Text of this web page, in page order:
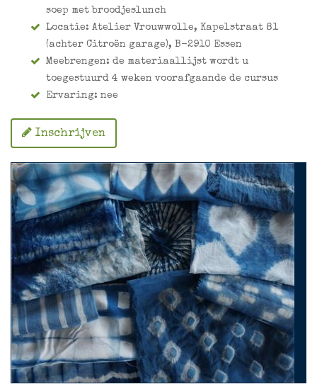
soep met broodjeslunch
Locatie: Atelier Vrouwwolle, Kapelstraat 81
(achter Citroën garage), B-2910 Essen
Meebrengen: de materiaallijst wordt u
toegestuurd 4 weken voorafgaande de cursus
Ervaring: nee
Inschrijven